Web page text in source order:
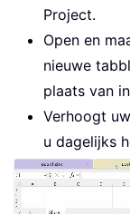
Project.
Open en
nieuwe
plaats van
Verhoogt
u dagelijks